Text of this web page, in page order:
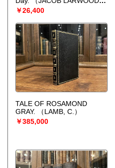
AND JOHN CAMDEN
HOTTEN）
￥26,400
TALE OF ROSAMOND
GRAY.
（LAMB, C.）
￥385,000